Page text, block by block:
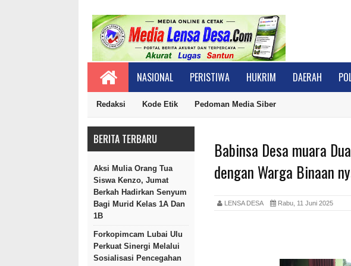
NASIONAL PERISTIWA HUKRIM DAERAH
Redaksi Kode Etik Pedoman Media Siber
BERITA TERBARU
Aksi Mulia Orang Tua
Siswa Kenzo, Jumat
Berkah Hadirkan Senyum
Bagi Murid Kelas 1A Dan
1B
Forkopimcam Lubai Ulu
Perkuat Sinergi Melalui
Sosialisasi Pencegahan
Babinsa Desa muara
dengan Warga Binaan
LENSA DESA Rabu, 11 Juni 2025